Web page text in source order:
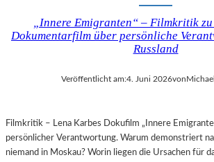
„Innere Emigranten“ – Filmkritik
Dokumentarfilm über persönliche
Russland
Veröffentlicht am:4. Juni 2026von
Filmkritik – Lena Karbes Dokufilm „Innere
persönlicher Verantwortung. Warum demonstriert
niemand in Moskau? Worin liegen die Ursachen für